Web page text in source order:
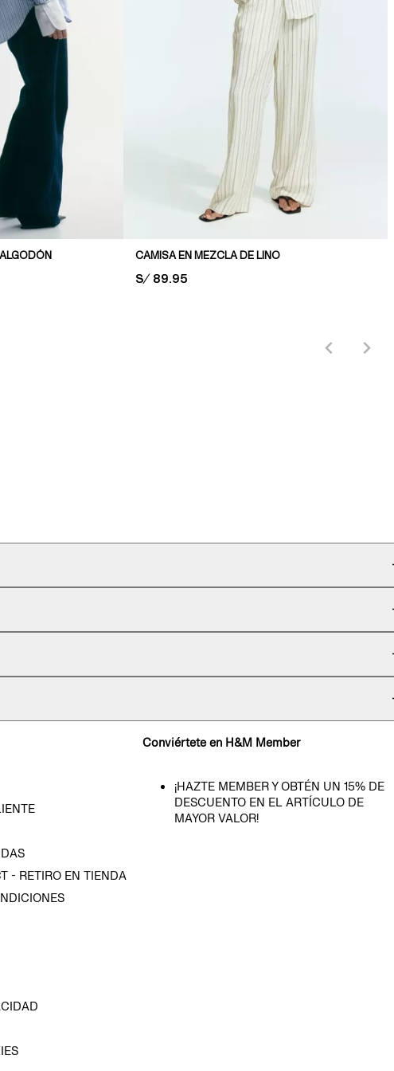
CAMISA EN MEZCLA DE LINO
PRICE:
S/ 89.95
- RETIRO EN TIENDA
Conviértete en H&M Member
¡HAZTE MEMBER Y OBTÉN UN 15% DE
DESCUENTO EN EL ARTÍCULO DE
MAYOR VALOR!